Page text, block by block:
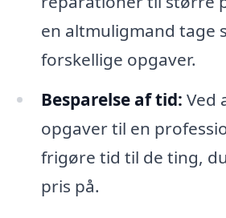
en altmuligmand tage
forskellige opgaver.
Besparelse af tid: Ved
opgaver til en
frigøre tid til de ting,
pris på.